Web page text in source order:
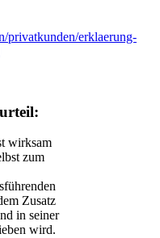
privatkunden/erklaerung-
wirksam
zum
Zusatz
in seiner
wird.